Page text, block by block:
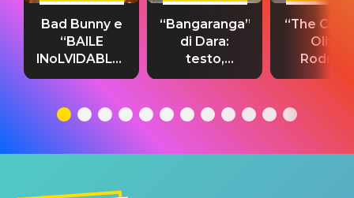
Bad Bunny e
“BAILE
INoLVIDABLE”:
testo,
significato
“Bangaranga”
di Dara:
testo,
traduzione e
del singolo
“The
Olivia
testo,